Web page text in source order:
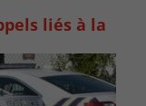
liés à la